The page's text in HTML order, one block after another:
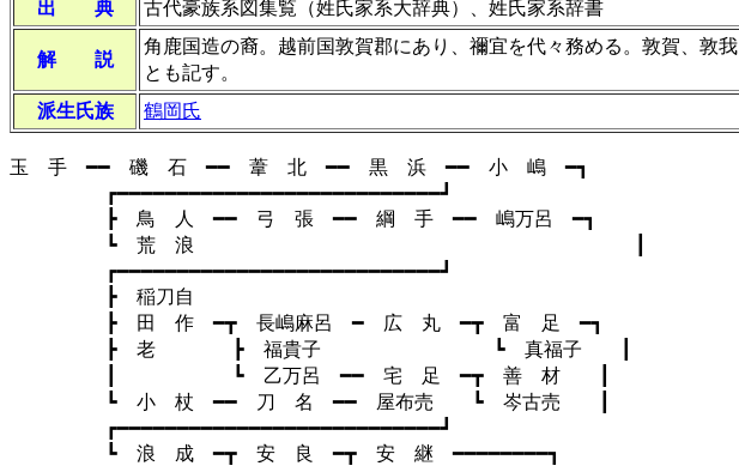
出 典
古代豪族系図集覧（姓氏家系大辞典）、姓氏家系辞書
解 説
角鹿国造の裔。越前国敦賀郡にあり、禰宜を代々務める。敦賀、敦我
とも記す。
派生氏族
鶴岡氏
玉 手 ━━ 磯 石 ━━ 葦 北 ━━ 黒 浜 ━━ 小 嶋 ━┓
┏━━━━━━━━━━━━━━━━━━━━━━━━━━━┛
┣ 鳥 人 ━━ 弓 張 ━━ 綱 手 ━━ 嶋万呂 ━┓
┗ 荒 浪 ┃
┏━━━━━━━━━━━━━━━━━━━━━━━━━━━┛
┣ 稲刀自
┣ 田 作 ━┳ 長嶋麻呂 ━ 広 丸 ━┳ 富 足 ━┓
┣ 老 ┣ 福貴子 ┗ 真福子 ┃
┃ ┗ 乙万呂 ━━ 宅 足 ━┳ 善 材 ┃
┗ 小 杖 ━━ 刀 名 ━━ 屋布売 ┗ 岑古売 ┃
┏━━━━━━━━━━━━━━━━━━━━━━━━━━━┛
┗ 浪 成 ━┳ 安 良 ━┳ 安 継 ━━━━━━━━┓